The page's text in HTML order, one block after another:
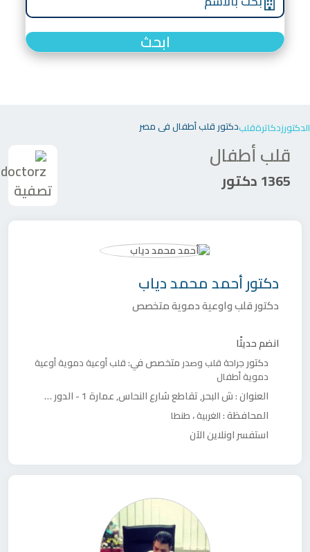
ابحث
الدكتورزدكاترةقلبدكتور قلب أطفال في مصر
قلب أطفال
1365 دكتور تصفية
دكتورأحمد محمد دياب
دكتور قلب واوعية دموية متخصص
انضم حديثًا
دكتور جراحة قلب وصدر متخصص في:قلبأوعية دمويةأوعية
دموية أطفال
العنوان :ش البحر, تقاطع شارع النحاس, عمارة 1 - الدور الثامن, طنطا, الغربية بجوار ديوان عام محافظة الغربية
المحافظة :الغربية،طنطا
استفسر اونلاين الآن